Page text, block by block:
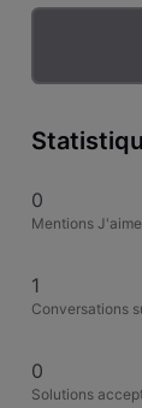
0
Mentions
1
Conversations
0
Solutions